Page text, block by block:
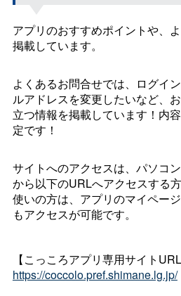
アプリのおすすめポイントや、
掲載しています。
よくあるお問合せでは、ログイ
ルアドレスを変更したいなど、
立つ情報を掲載しています！内
定です！
サイトへのアクセスは、パソコ
から以下のURLへアクセスする
使いの方は、アプリのマイペー
もアクセスが可能です。
【こっころアプリ専用サイトURL
https://coccolo.pref.shimane.lg.jp/